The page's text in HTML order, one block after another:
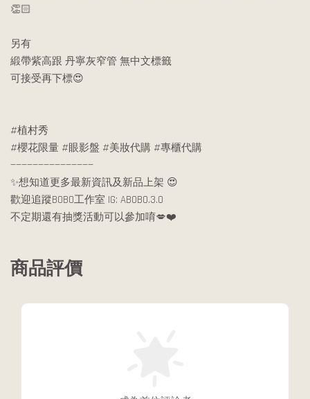
👏🏻
另有
緞帶紫高跟 丹寧灰窄管 無中文標籤
可接受再下標😍
#植村秀
#櫻花限量 #眼影盤 #美妝代購 #專櫃代購
———————————————
✨想知道更多最新資訊及新品上架 😍
歡迎追蹤BOBO工作室 IG: ABOBO.3.0
不定期還有抽獎活動可以參加唷💋❤️
商品評價